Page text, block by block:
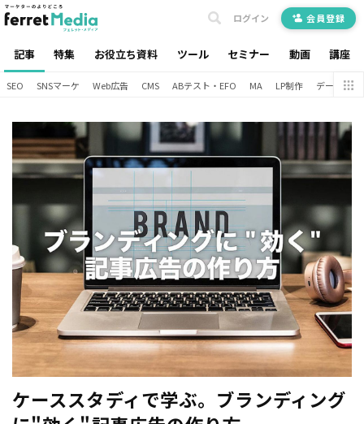
記事 特集 お役立ち資料 ツール セミナー 動画 講座
ログイン 会員登録
SEO SNSマーケ Web広告 CMS ABテスト・EFO MA LP制作 データ分析
ケーススタディで学ぶ。ブランディング